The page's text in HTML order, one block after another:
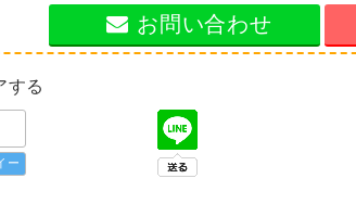
お問い合わせ
する
ー